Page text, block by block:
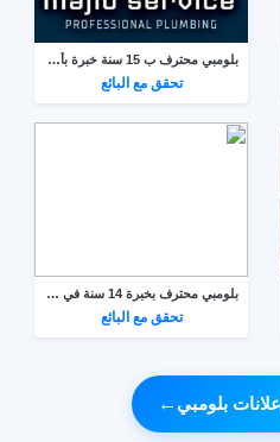
بلومبي محترف ب 15 سنة خبرة بأكادير
تحقق مع البائع
بلومبي محترف بخبرة 14 سنة في الرباط
تحقق مع البائع
بلومبي ←